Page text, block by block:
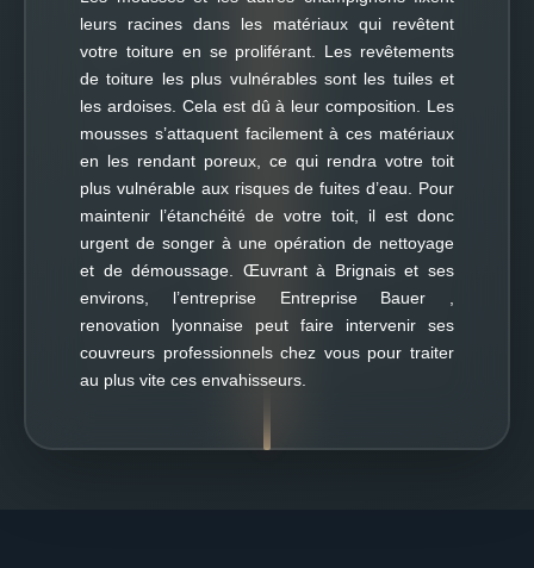
leurs racines dans les matériaux qui revêtent
votre toiture en se proliférant. Les revêtements
de toiture les plus vulnérables sont les tuiles et
les ardoises. Cela est dû à leur composition. Les
mousses s’attaquent facilement à ces matériaux
en les rendant poreux, ce qui rendra votre toit
plus vulnérable aux risques de fuites d’eau. Pour
maintenir l’étanchéité de votre toit, il est donc
urgent de songer à une opération de nettoyage
et de démoussage. Œuvrant à Brignais et ses
environs, l’entreprise Entreprise Bauer ,
renovation lyonnaise peut faire intervenir ses
couvreurs professionnels chez vous pour traiter
au plus vite ces envahisseurs.